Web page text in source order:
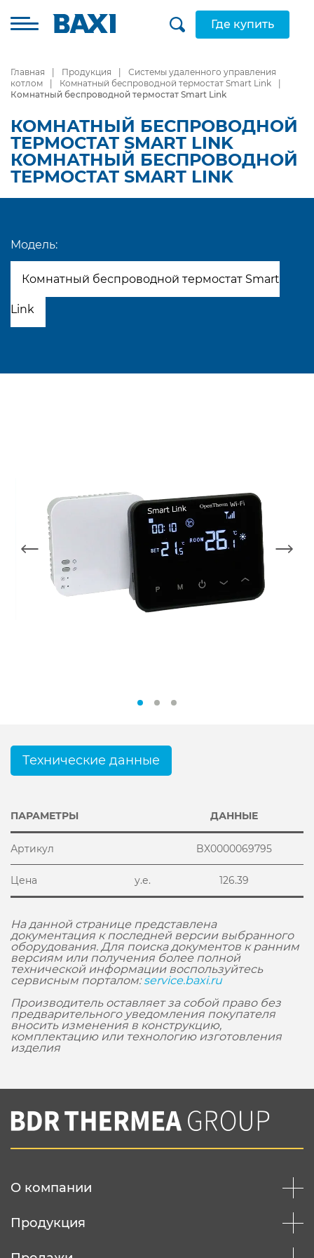
Где купить
Главная Продукция
Системы удаленного управления
котлом
Комнатный беспроводной термостат Smart Link
Комнатный беспроводной термостат Smart Link
КОМНАТНЫЙ БЕСПРОВОДНОЙ
ТЕРМОСТАТ SMART LINK
КОМНАТНЫЙ БЕСПРОВОДНОЙ
ТЕРМОСТАТ SMART LINK
Модель:
Комнатный беспроводной термостат Smart
Link
Технические данные
ПАРАМЕТРЫ ДАННЫЕ
Артикул BX0000069795
Цена у.е. 126.39
На данной странице представлена
документация к последней версии выбранного
оборудования. Для поиска документов к ранним
версиям или получения более полной
технической информации воспользуйтесь
сервисным порталом:service.baxi.ru
Производитель оставляет за собой право без
предварительного уведомления покупателя
вносить изменения в конструкцию,
комплектацию или технологию изготовления
изделия
О компании
Продукция